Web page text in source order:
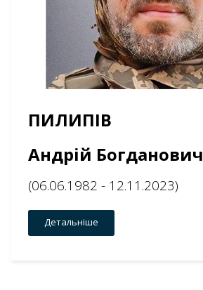
ПИЛИПІВ
Андрій Богданович
(06.06.1982 - 12.11.2023)
Детальніше